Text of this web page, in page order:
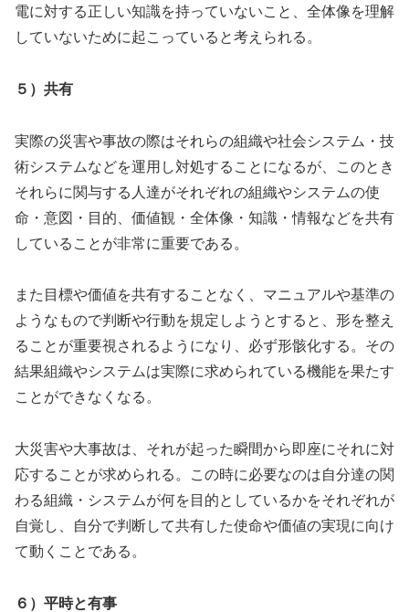
電に対する正しい知識を持っていないこと、全体像を理解
していないために起こっていると考えられる。
５）共有
実際の災害や事故の際はそれらの組織や社会システム・技
術システムなどを運用し対処することになるが、このとき
それらに関与する人達がそれぞれの組織やシステムの使
命・意図・目的、価値観・全体像・知識・情報などを共有
していることが非常に重要である。
また目標や価値を共有することなく、マニュアルや基準の
ようなもので判断や行動を規定しようとすると、形を整え
ることが重要視されるようになり、必ず形骸化する。その
結果組織やシステムは実際に求められている機能を果たす
ことができなくなる。
大災害や大事故は、それが起った瞬間から即座にそれに対
応することが求められる。この時に必要なのは自分達の関
わる組織・システムが何を目的としているかをそれぞれが
自覚し、自分で判断して共有した使命や価値の実現に向け
て動くことである。
６）平時と有事